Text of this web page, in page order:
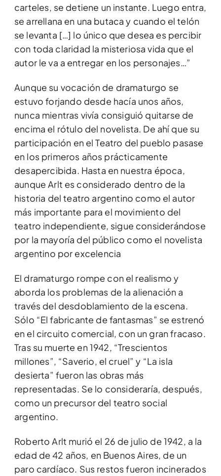
carteles, se detiene un instante. Luego entra,
se arrellana en una butaca y cuando el telón
se levanta […] lo único que desea es percibir
con toda claridad la misteriosa vida que el
autor le va a entregar en los personajes…”
Aunque su vocación de dramaturgo se
estuvo forjando desde hacía unos años,
nunca mientras vivía consiguió quitarse de
encima el rótulo del novelista. De ahí que su
participación en el Teatro del pueblo pasase
en los primeros años prácticamente
desapercibida. Hasta en nuestra época,
aunque Arlt es considerado dentro de la
historia del teatro argentino como el autor
más importante para el movimiento del
teatro independiente, sigue considerándose
por la mayoría del público como el novelista
argentino por excelencia
El dramaturgo rompe con el realismo y
aborda los problemas de la alienación a
través del desdoblamiento de la escena.
Sólo “El fabricante de fantasmas” se estrenó
en el circuito comercial, con un gran fracaso.
Tras su muerte en 1942, “Trescientos
millones”, “Saverio, el cruel” y “La isla
desierta” fueron las obras más
representadas. Se lo consideraría, después,
como un precursor del teatro social
argentino.
Roberto Arlt murió el 26 de julio de 1942, a la
edad de 42 años, en Buenos Aires, de un
paro cardíaco. Sus restos fueron incinerados